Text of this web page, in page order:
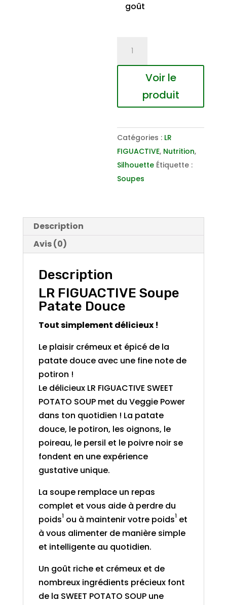
goût
FIGUACTIVE
Soupe
Douce
Voir le
produit
Catégories : LR
FIGUACTIVE, Nutrition,
Silhouette Étiquette :
Soupes
Description
Avis (0)
Description
LR FIGUACTIVE Soupe
Patate Douce
Tout simplement délicieux !
Le plaisir crémeux et épicé de la
patate douce avec une fine note de
potiron !
Le délicieux LR FIGUACTIVE SWEET
POTATO SOUP met du Veggie Power
dans ton quotidien ! La patate
douce, le potiron, les oignons, le
poireau, le persil et le poivre noir se
fondent en une expérience
gustative unique.
La soupe remplace un repas
complet et vous aide à perdre du
poids1 ou à maintenir votre poids1 et
à vous alimenter de manière simple
et intelligente au quotidien.
Un goût riche et crémeux et de
nombreux ingrédients précieux font
de la SWEET POTATO SOUP une